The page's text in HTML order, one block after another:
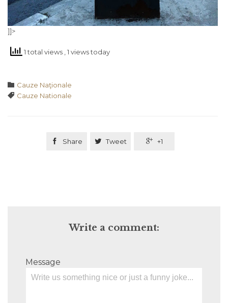
]]>
1 total views , 1 views today
 Category
Cauze Naţionale
 Tags
Cauze Nationale
 Share  Tweet  +1
Write a comment:
Message